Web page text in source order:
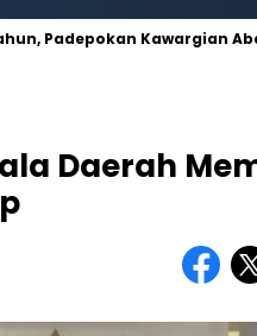
Kawargian Abah
Daerah